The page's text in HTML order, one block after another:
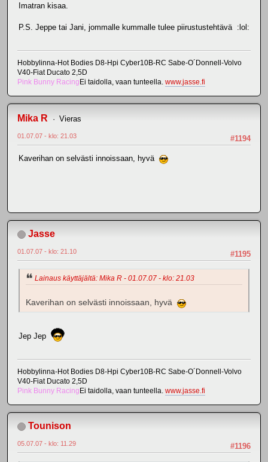
Imatran kisaa.
P.S. Jeppe tai Jani, jommalle kummalle tulee piirustustehtävä :lol:
Hobbylinna-Hot Bodies D8-Hpi Cyber10B-RC Sabe-O´Donnell-Volvo
V40-Fiat Ducato 2,5D
Pink Bunny RacingEi taidolla, vaan tunteella. www.jasse.fi
Mika R Vieras
#1194
01.07.07 - klo: 21.03
Kaverihan on selvästi innoissaan, hyvä
Jasse
#1195
01.07.07 - klo: 21.10
Lainaus käyttäjältä: Mika R - 01.07.07 - klo: 21.03
Kaverihan on selvästi innoissaan, hyvä
Jep Jep
Hobbylinna-Hot Bodies D8-Hpi Cyber10B-RC Sabe-O´Donnell-Volvo
V40-Fiat Ducato 2,5D
Pink Bunny Racing Ei taidolla, vaan tunteella. www.jasse.fi
Tounison
#1196
05.07.07 - klo: 11.29